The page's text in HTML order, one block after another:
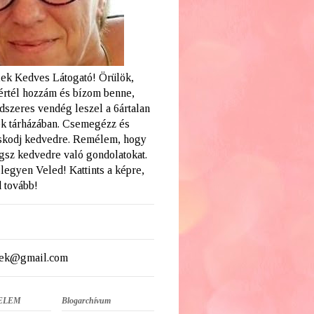
Kedves Látogató! Örülök,
hozzám és bízom benne,
vendég leszel a 6ártalan
tárházában. Csemegézz és
kedvedre. Remélem, hogy
kedvedre való gondolatokat.
Veled! Kattints a képre,
tovább!
Blogarchívum